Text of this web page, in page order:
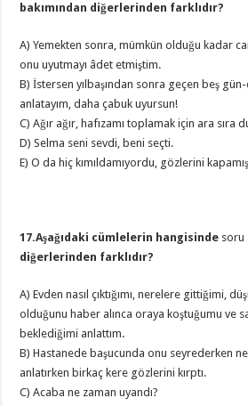
bakımından diğerlerinden farklıdır?
A) Yemekten sonra, mümkün olduğu kadar
onu uyutmayı âdet etmiştim.
B) İstersen yılbaşından sonra geçen beş gün-
anlatayım, daha çabuk uyursun!
C) Ağır ağır, hafızamı toplamak için ara sıra
D) Selma seni sevdi, beni seçti.
E) O da hiç kımıldamıyordu, gözlerini
17.Aşağıdaki cümlelerin hangisinde soru
diğerlerinden farklıdır?
A) Evden nasıl çıktığımı, nerelere gittiğimi,
olduğunu haber alınca oraya koştuğumu ve
beklediğimi anlattım.
B) Hastanede başucunda onu seyrederken
anlatırken birkaç kere gözlerini kırptı.
C) Acaba ne zaman uyandı?